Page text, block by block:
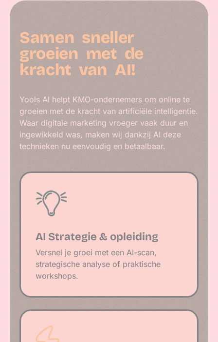
Samen sneller
groeien met de
kracht van AI!
Yools AI helpt KMO-ondernemers om online te
groeien met de kracht van artificiële intelligentie.
Waar digitale marketing vroeger vaak duur en
ingewikkeld was, maken wij dankzij AI deze
technieken nu eenvoudig en betaalbaar.
AI Strategie & opleiding
Versnel je groei met een AI-scan,
strategische analyse of praktische
workshops.